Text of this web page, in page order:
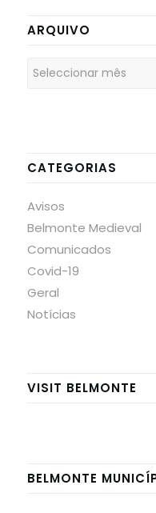
ARQUIVO
CATEGORIAS
Avisos
Belmonte Medieval
Comunicados
Covid-19
Geral
Notícias
VISIT BELMONTE
BELMONTE